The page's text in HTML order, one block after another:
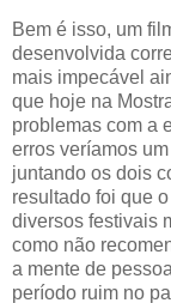
Bem é isso, um
desenvolvida
mais impecável
que hoje na
problemas com a
erros veríamos
juntando os dois
resultado foi que
diversos festivais
como não
a mente de
período ruim no